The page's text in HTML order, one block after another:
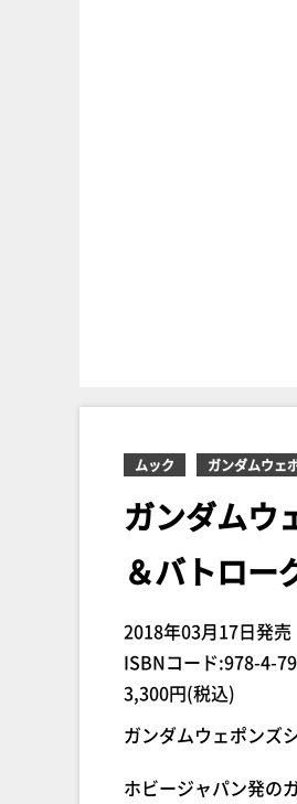
ムック ガンダムウェ
ガンダムウ
＆バトロー
2018年03月17日発売
ISBNコード:978-4-
3,300円(税込)
ガンダムウェポンズ
ホビージャパン発の